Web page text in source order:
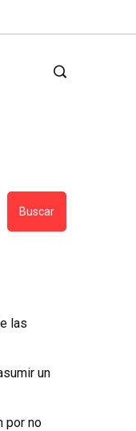
Buscar
las
un
por no